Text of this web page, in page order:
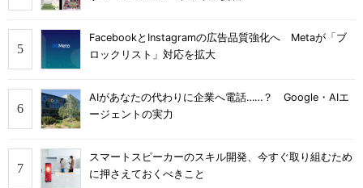
FacebookとInstagramの広告品質強化へ Metaが「ブ
ロックリスト」対応を拡大
AIがあなたの代わりに企業へ電話……？ Google・AIエ
ージェントの実力
スマートスピーカーのスキル開発、今すぐ取り組むため
に押さえておくべきこと